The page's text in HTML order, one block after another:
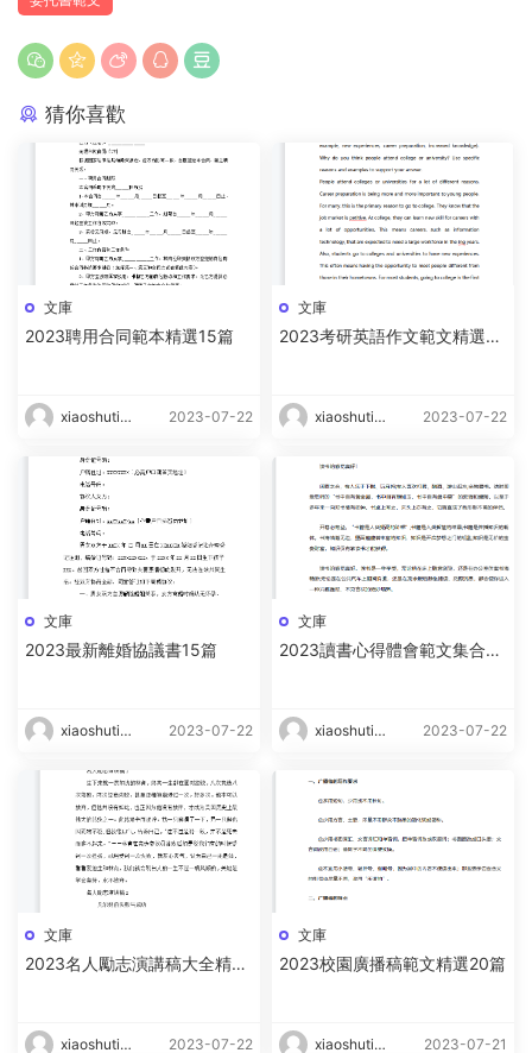
猜你喜歡
文庫
2023聘用合同範本精選15篇
xiaoshutin
2023-07-22
文庫
2023考研英語作文範文精選15
xiaoshutin
2023-07-22
文庫
2023最新離婚協議書15篇
xiaoshutin
2023-07-22
文庫
2023讀書心得體會範文集合15
xiaoshutin
2023-07-22
文庫
2023名人勵志演講稿大全精選
xiaoshutin 2023-07-22
文庫
2023校園廣播稿範文精選20篇
xiaoshutin 2023-07-21